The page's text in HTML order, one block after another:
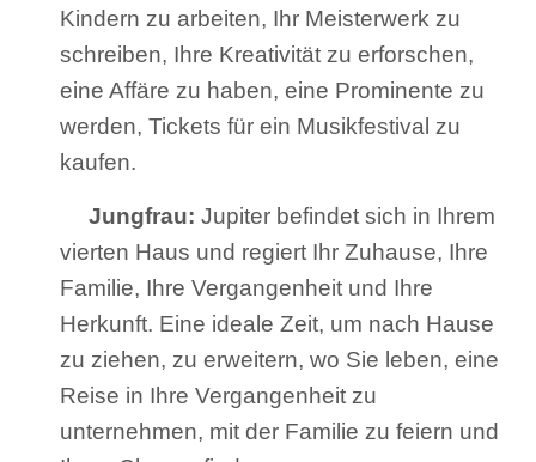
Kindern zu arbeiten, Ihr Meisterwerk zu
schreiben, Ihre Kreativität zu erforschen,
eine Affäre zu haben, eine Prominente zu
werden, Tickets für ein Musikfestival zu
kaufen.
Jungfrau: Jupiter befindet sich in Ihrem
vierten Haus und regiert Ihr Zuhause, Ihre
Familie, Ihre Vergangenheit und Ihre
Herkunft. Eine ideale Zeit, um nach Hause
zu ziehen, zu erweitern, wo Sie leben, eine
Reise in Ihre Vergangenheit zu
unternehmen, mit der Familie zu feiern und